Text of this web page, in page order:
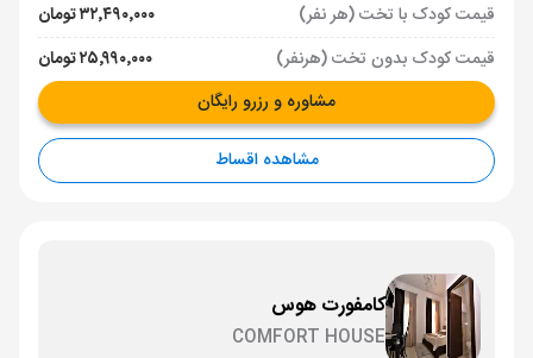
قیمت کودک با تخت (هر نفر)
۳۲٬۴۹۰٬۰۰۰ تومان
قیمت کودک بدون تخت (هرنفر)
۲۵٬۹۹۰٬۰۰۰ تومان
مشاوره و رزرو رایگان
مشاهده اقساط
کامفورت هوس
COMFORT HOUSE